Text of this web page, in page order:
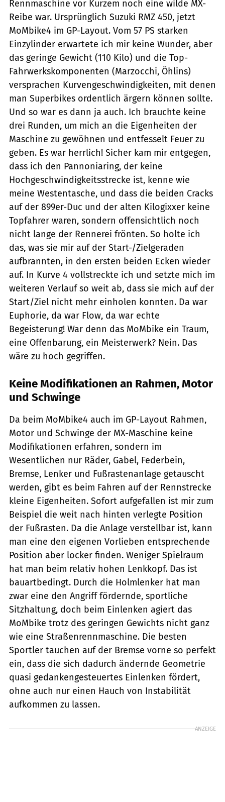
Rennmaschine vor Kurzem noch eine wilde MX-
Reibe war. Ursprünglich Suzuki RMZ 450, jetzt
MoMbike4 im GP-Layout. Vom 57 PS starken
Einzylinder erwartete ich mir keine Wunder, aber
das geringe Gewicht (110 Kilo) und die Top-
Fahrwerkskomponenten (Marzocchi, Öhlins)
versprachen Kurvengeschwindigkeiten, mit denen
man Superbikes ordentlich ärgern können sollte.
Und so war es dann ja auch. Ich brauchte keine
drei Runden, um mich an die Eigenheiten der
Maschine zu gewöhnen und entfesselt Feuer zu
geben. Es war herrlich! ­Sicher kam mir entgegen,
dass ich den Pannoniaring, der keine
Hochgeschwindigkeitsstrecke ist, kenne wie
meine Westentasche, und dass die beiden Cracks
auf der 899er-Duc und der alten Kilogixxer keine
Topfahrer waren, sondern offensichtlich noch
nicht lange der Rennerei frönten. So holte ich
das, was sie mir auf der Start-/Zielgeraden
aufbrannten, in den ersten beiden Ecken wieder
auf. In Kurve 4 vollstreckte ich und setzte mich im
weiteren Verlauf so weit ab, dass sie mich auf der
Start/Ziel nicht mehr einholen konnten. Da war
Euphorie, da war Flow, da war echte
Begeisterung! War denn das MoMbike ein Traum,
eine Offenbarung, ein Meisterwerk? Nein. Das
wäre zu hoch gegriffen.
Keine Modifikationen an Rahmen, Motor
und Schwinge
Da beim MoMbike4 auch im GP-Layout Rahmen,
Motor und Schwinge der MX-Maschine keine
Modifikationen erfahren, sondern im
Wesentlichen nur Räder, Gabel, Federbein,
Bremse, Lenker und Fußrastenanlage getauscht
werden, gibt es beim Fahren auf der Rennstrecke
kleine Eigenheiten. Sofort aufgefallen ist mir zum
Beispiel die weit nach hinten verlegte Position
der Fußrasten. Da die Anlage verstellbar ist, kann
man eine den eigenen Vorlieben entsprechende
Position aber locker finden. Weniger Spielraum
hat man beim relativ hohen Lenkkopf. Das ist
bauartbedingt. Durch die Holmlenker hat man
zwar eine den Angriff fördernde, sportliche
Sitzhaltung, doch beim Einlenken agiert das
MoMbike trotz des geringen Gewichts nicht ganz
wie eine Straßenrennmaschine. Die besten
Sportler tauchen auf der Bremse vorne so perfekt
ein, dass die sich dadurch ändernde Geometrie
quasi gedankengesteuertes Einlenken fördert,
ohne auch nur einen Hauch von Instabilität
aufkommen zu lassen.
ANZEIGE